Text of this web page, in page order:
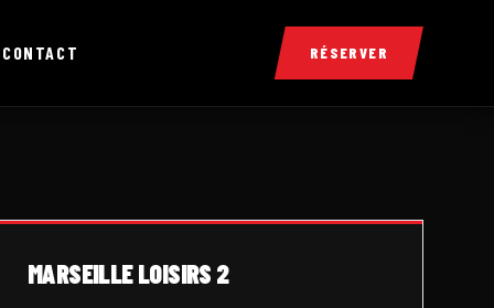
CONTACT RÉSERVER
MARSEILLE LOISIRS 2